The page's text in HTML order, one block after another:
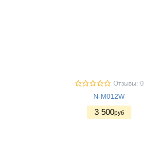
Отзывы: 0
N-M012W
3 500руб